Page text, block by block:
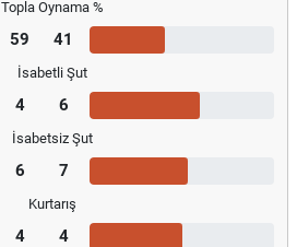
Topla Oynama %
59 41
İsabetli Şut
4 6
İsabetsiz Şut
6 7
Kurtarış
4 4